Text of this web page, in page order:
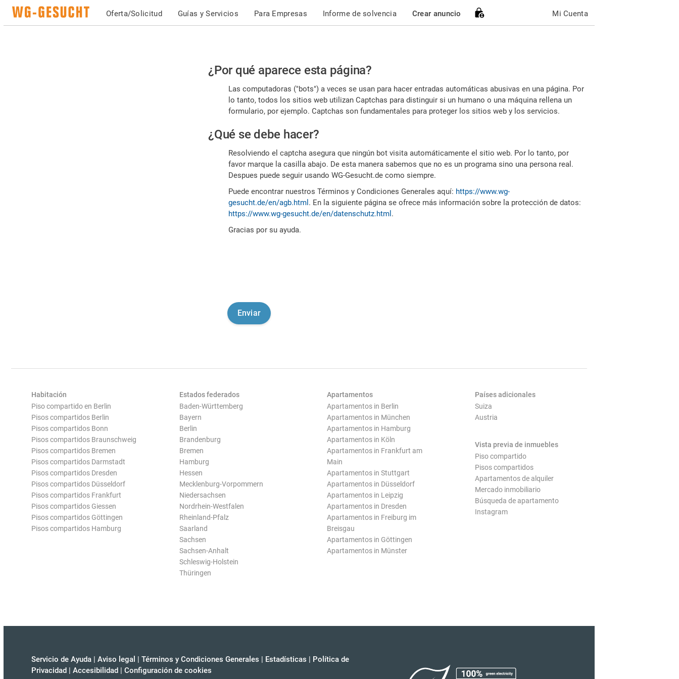
Oferta/Solicitud Guías y Servicios Para Empresas Informe de solvencia Crear anuncio Mi Cuenta
Por
favor,
confirme
es
humano
¿Por qué aparece esta página?
Las computadoras ("bots") a veces se usan para hacer entradas automáticas abusivas en una página. Por
lo tanto, todos los sitios web utilizan Captchas para distinguir si un humano o una máquina rellena un
formulario, por ejemplo. Captchas son fundamentales para proteger los sitios web y los servicios.
¿Qué se debe hacer?
Resolviendo el captcha asegura que ningún bot visita automáticamente el sitio web. Por lo tanto, por
favor marque la casilla abajo. De esta manera sabemos que no es un programa sino una persona real.
Despues puede seguir usando WG-Gesucht.de como siempre.
Puede encontrar nuestros Términos y Condiciones Generales aquí: https://www.wg-
gesucht.de/en/agb.html . En la siguiente página se ofrece más información sobre la protección de datos:
https://www.wg-gesucht.de/en/datenschutz.html .
Gracias por su ayuda.
Habitación
Piso compartido en Berlin
Pisos compartidos Berlin
Pisos compartidos Bonn
Pisos compartidos Braunschweig
Pisos compartidos Bremen
Pisos compartidos Darmstadt
Pisos compartidos Dresden
Pisos compartidos Düsseldorf
Pisos compartidos Frankfurt
Pisos compartidos Giessen
Pisos compartidos Göttingen
Pisos compartidos Hamburg
Estados federados
Baden-Württemberg
Bayern
Berlin
Brandenburg
Bremen
Hamburg
Hessen
Mecklenburg-Vorpommern
Niedersachsen
Nordrhein-Westfalen
Rheinland-Pfalz
Saarland
Sachsen
Sachsen-Anhalt
Schleswig-Holstein
Thüringen
Apartamentos
Apartamentos in Berlin
Apartamentos in München
Apartamentos in Hamburg
Apartamentos in Köln
Apartamentos in Frankfurt am
Main
Apartamentos in Stuttgart
Apartamentos in Düsseldorf
Apartamentos in Leipzig
Apartamentos in Dresden
Apartamentos in Freiburg im
Breisgau
Apartamentos in Göttingen
Apartamentos in Münster
Países adicionales
Suiza
Austria
Vista previa de inmuebles
Piso compartido
Pisos compartidos
Apartamentos de alquiler
Mercado inmobiliario
Búsqueda de apartamento
Instagram
Servicio de Ayuda | Aviso legal | Términos y Condiciones Generales | Estadísticas | Política de
Privacidad | Accesibilidad | Configuración de cookies